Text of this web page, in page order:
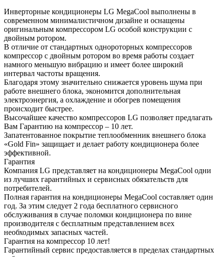
Инверторные кондиционеры LG MegaCool выполнены в
современном минималистичном дизайне и оснащены
оригинальным компрессором LG особой конструкции с
двойным ротором.
В отличие от стандартных однороторных компрессоров
компрессор с двойным ротором во время работы создает
намного меньшую вибрацию и имеет более широкий
интервал частоты вращения.
Благодаря этому значительно снижается уровень шума при
работе внешнего блока, экономится дополнительная
электроэнергия, а охлаждение и обогрев помещения
происходит быстрее.
Высочайшее качество компрессоров LG позволяет предлагать
Вам Гарантию на компрессор – 10 лет.
Запатентованное покрытие теплообменник внешнего блока
«Gold Fin» защищает и делает работу кондиционера более
эффективной.
Гарантия
Компания LG представляет на кондиционеры MegaCool одни
из лучших гарантийных и сервисных обязательств для
потребителей.
Полная гарантия на кондиционеры MegaCool составляет один
год. За этим следует 2 года бесплатного сервисного
обслуживания в случае поломки кондиционера по вине
производителя с бесплатным представлением всех
необходимых запасных частей.
Гарантия на компрессор 10 лет!
Гарантийный сервис предоставляется в пределах стандартных